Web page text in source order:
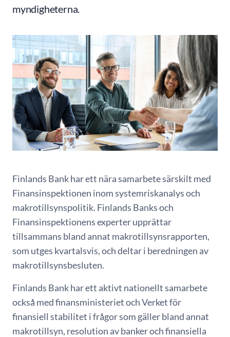
myndigheterna.
Finlands Bank har ett nära samarbete särskilt med
Finansinspektionen inom systemriskanalys och
makrotillsynspolitik. Finlands Banks och
Finansinspektionens experter upprättar
tillsammans bland annat makrotillsynsrapporten,
som utges kvartalsvis, och deltar i beredningen av
makrotillsynsbesluten.
Finlands Bank har ett aktivt nationellt samarbete
också med finansministeriet och Verket för
finansiell stabilitet i frågor som gäller bland annat
makrotillsyn, resolution av banker och finansiella